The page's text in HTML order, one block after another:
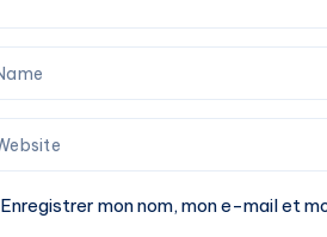
Enregistrer mon nom, mon e-mail et